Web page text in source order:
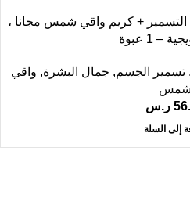
التسمير + كريم واقي شمس مجانا ،
– 1 عبوة
,تسمير الجسم, جمال البشرة, واقي
شمس
ر.س
إلى السلة